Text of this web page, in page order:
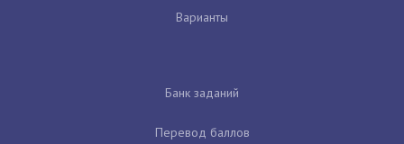
Варианты
Банк заданий
Перевод баллов